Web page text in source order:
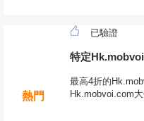
熱門
已驗證
特定
最高4折的
Hk.mobvoi.com